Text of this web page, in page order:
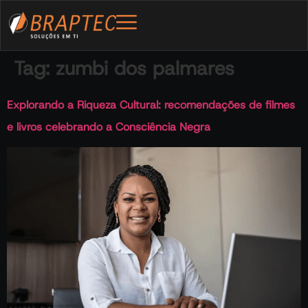
Tag: zumbi dos palmares
Explorando a Riqueza Cultural: recomendações de filmes
e livros celebrando a Consciência Negra